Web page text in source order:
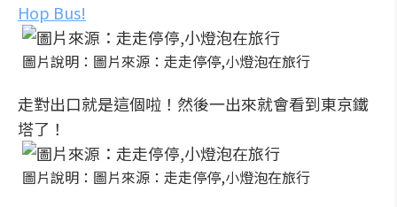
Hop Bus!
圖片說明：圖片來源：走走停停,小燈泡在旅行
走對出口就是這個啦！然後一出來就會看到東京鐵
塔了！
圖片說明：圖片來源：走走停停,小燈泡在旅行